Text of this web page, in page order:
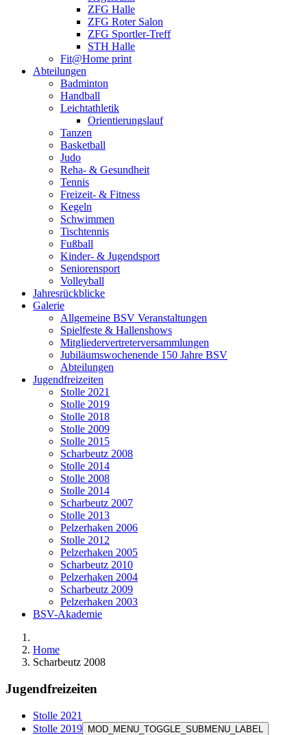
ZFG Halle
ZFG Roter Salon
ZFG Sportler-Treff
STH Halle
Fit@Home print
Abteilungen
Badminton
Handball
Leichtathletik
Orientierungslauf
Tanzen
Basketball
Judo
Reha- & Gesundheit
Tennis
Freizeit- & Fitness
Kegeln
Schwimmen
Tischtennis
Fußball
Kinder- & Jugendsport
Seniorensport
Volleyball
Jahresrückblicke
Galerie
Allgemeine BSV Veranstaltungen
Spielfeste & Hallenshows
Mitgliedervertreterversammlungen
Jubiläumswochenende 150 Jahre BSV
Abteilungen
Jugendfreizeiten
Stolle 2021
Stolle 2019
Stolle 2018
Stolle 2009
Stolle 2015
Scharbeutz 2008
Stolle 2014
Stolle 2008
Stolle 2014
Scharbeutz 2007
Stolle 2013
Pelzerhaken 2006
Stolle 2012
Pelzerhaken 2005
Scharbeutz 2010
Pelzerhaken 2004
Scharbeutz 2009
Pelzerhaken 2003
BSV-Akademie
Home
Scharbeutz 2008
Jugendfreizeiten
Stolle 2021
Stolle 2019
MOD_MENU_TOGGLE_SUBMENU_LABEL